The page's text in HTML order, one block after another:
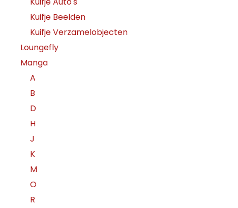
Kuifje Beelden
Kuifje Verzamelobjecten
Loungefly
Manga
A
B
D
H
J
K
M
O
R